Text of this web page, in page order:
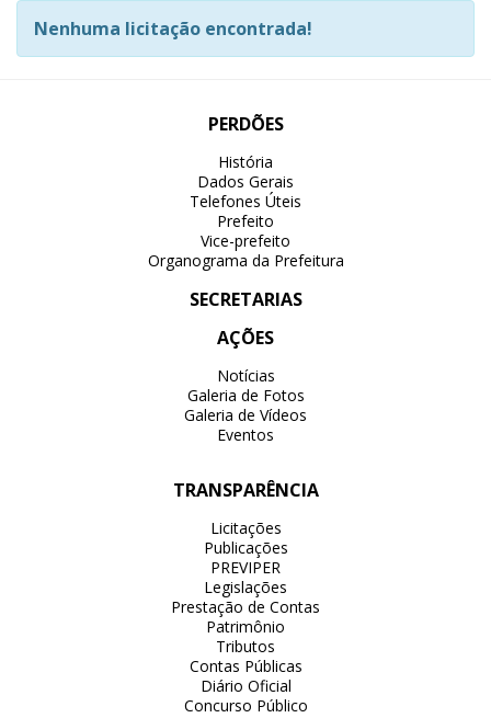
Nenhuma licitação encontrada!
PERDÕES
História
Dados Gerais
Telefones Úteis
Prefeito
Vice-prefeito
Organograma da Prefeitura
SECRETARIAS
AÇÕES
Notícias
Galeria de Fotos
Galeria de Vídeos
Eventos
TRANSPARÊNCIA
Licitações
Publicações
PREVIPER
Legislações
Prestação de Contas
Patrimônio
Tributos
Contas Públicas
Diário Oficial
Concurso Público